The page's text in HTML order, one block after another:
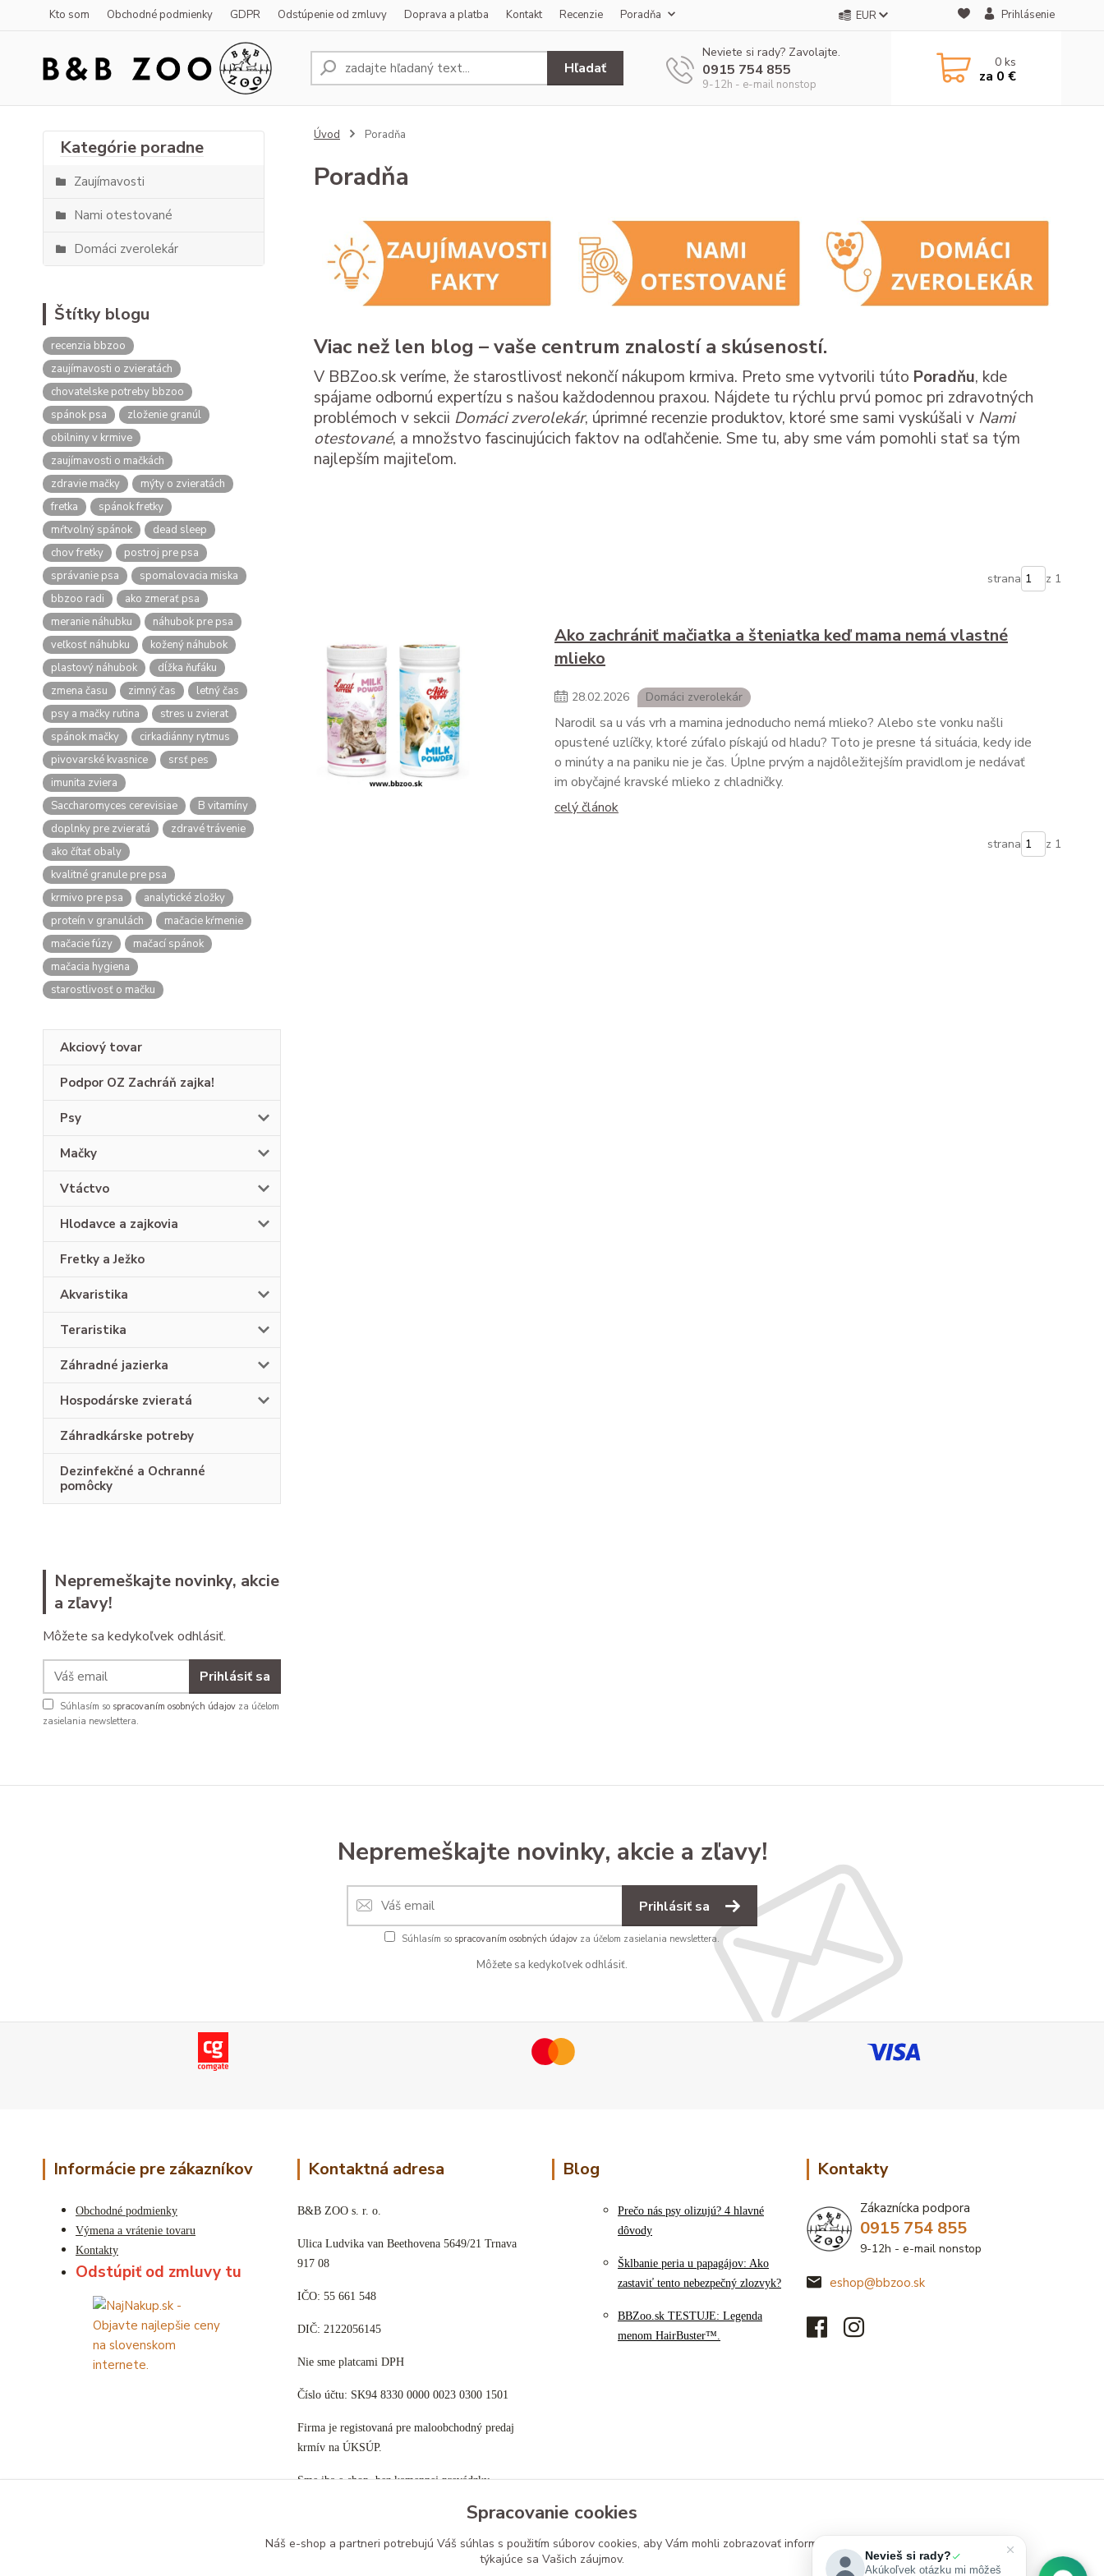
Kto som Obchodné podmienky GDPR Odstúpenie od zmluvy Doprava a platba Kontakt Recenzie Poradňa EUR Prihlásenie
Hľadať
Neviete si rady? Zavolajte.
0915 754 855
9-12h - e-mail nonstop
0ks
za 0 €
Zaujímavosti
Nami otestované
Domáci zverolekár
Štítky blogu
recenzia bbzoo
zaujímavosti o zvieratách
chovatelske potreby bbzoo
spánok psa
zloženie granúl
obilniny v krmive
zaujímavosti o mačkách
zdravie mačky
mýty o zvieratách
fretka
spánok fretky
mŕtvolný spánok
dead sleep
chov fretky
postroj pre psa
správanie psa
spomalovacia miska
bbzoo radi
ako zmerať psa
meranie náhubku
náhubok pre psa
veľkosť náhubku
kožený náhubok
plastový náhubok
dĺžka ňufáku
zmena času
zimný čas
letný čas
psy a mačky rutina
stres u zvierat
spánok mačky
cirkadiánny rytmus
pivovarské kvasnice
srsť pes
imunita zviera
Saccharomyces cerevisiae
B vitamíny
doplnky pre zvieratá
zdravé trávenie
ako čítať obaly
kvalitné granule pre psa
krmivo pre psa
analytické zložky
proteín v granulách
mačacie kŕmenie
mačacie fúzy
mačací spánok
mačacia hygiena
starostlivosť o mačku
Akciový tovar
Podpor OZ Zachráň zajka!
Psy
Mačky
Vtáctvo
Hlodavce a zajkovia
Fretky a Ježko
Akvaristika
Teraristika
Záhradné jazierka
Hospodárske zvieratá
Záhradkárske potreby
Dezinfekčné a Ochranné
pomôcky
Nepremeškajte novinky, akcie
a zľavy!
Môžete sa kedykoľvek odhlásiť.
Prihlásiť sa
Súhlasím so spracovaním osobných údajov za účelom
zasielania newslettera.
Úvod Poradňa
Poradňa
Viac než len blog – vaše centrum znalostí a skúseností.
V BBZoo.sk veríme, že starostlivosť nekončí nákupom krmiva. Preto sme vytvorili túto Poradňu, kde
spájame odbornú expertízu s našou každodennou praxou. Nájdete tu rýchlu prvú pomoc pri zdravotných
problémoch v sekcii Domáci zverolekár, úprimné recenzie produktov, ktoré sme sami vyskúšali v Nami
otestované, a množstvo fascinujúcich faktov na odľahčenie. Sme tu, aby sme vám pomohli stať sa tým
najlepším majiteľom.
strana z 1
Ako zachrániť mačiatka a šteniatka keď mama nemá vlastné
mlieko
28.02.2026 Domáci zverolekár
Narodil sa u vás vrh a mamina jednoducho nemá mlieko? Alebo ste vonku našli
opustené uzlíčky, ktoré zúfalo pískajú od hladu? Toto je presne tá situácia, kedy ide
o minúty a na paniku nie je čas. Úplne prvým a najdôležitejším pravidlom je nedávať
im obyčajné kravské mlieko z chladničky.
celý článok
strana z 1
Nepremeškajte novinky, akcie a zľavy!
Prihlásiť sa
Súhlasím so spracovaním osobných údajov za účelom zasielania newslettera.
Môžete sa kedykoľvek odhlásiť.
Informácie pre zákazníkov
Obchodné podmienky
Výmena a vrátenie tovaru
Kontakty
Odstúpiť od zmluvy tu
Kontaktná adresa
B&B ZOO s. r. o.
Ulica Ludvika van Beethovena 5649/21 Trnava
917 08
IČO: 55 661 548
DIČ: 2122056145
Nie sme platcami DPH
Číslo účtu: SK94 8330 0000 0023 0300 1501
Firma je registovaná pre maloobchodný predaj
krmív na ÚKSÚP.
Sme iba e-shop, bez kamennej prevádzky
Blog
Prečo nás psy olizujú? 4 hlavné
dôvody
Šklbanie peria u papagájov: Ako
zastaviť tento nebezpečný zlozvyk?
BBZoo.sk TESTUJE: Legenda
menom HairBuster™.
Kontakty
Zákaznícka podpora
0915 754 855
9-12h - e-mail nonstop
eshop@bbzoo.sk
Spracovanie cookies
Náš e-shop a partneri potrebujú Váš súhlas s použitím súborov cookies, aby Vám mohli zobrazovať informácie
týkajúce sa Vašich záujmov.
Nevieš si rady?
Akúkoľvek otázku mi môžeš